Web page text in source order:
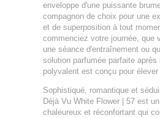
enveloppe d'une puissante
compagnon de choix pour une
et de superposition à tout
commenciez votre journée, que
une séance d'entraînement ou
solution parfumée parfaite
polyvalent est conçu pour
Sophistiqué, romantique et
Déjà Vu White Flower | 57 est
chaleureux et réconfortant qui